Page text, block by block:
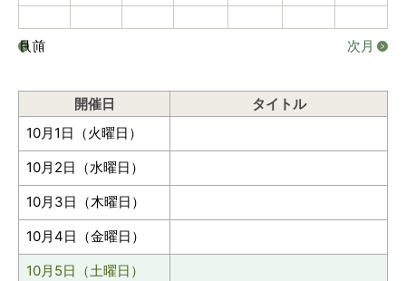
前月 次月
開催日
タイトル
10月1日（火曜日）
10月2日（水曜日）
10月3日（木曜日）
10月4日（金曜日）
10月5日（土曜日）